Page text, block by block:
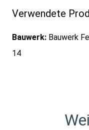
Verwendete
Bauwerk: Bauwerk
14